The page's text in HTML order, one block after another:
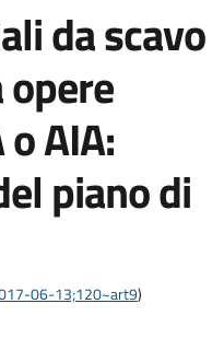
da scavo
AIA:
piano di
06-13;120~art9)